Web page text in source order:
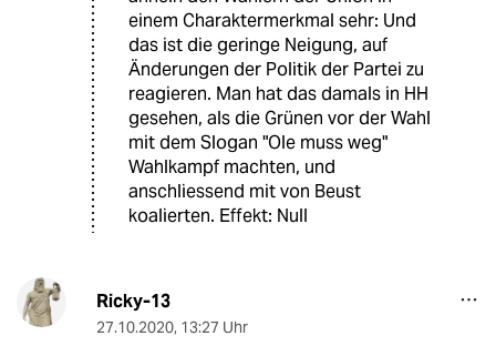
einem Charaktermerkmal sehr: Und
das ist die geringe Neigung, auf
Änderungen der Politik der Partei zu
reagieren. Man hat das damals in HH
gesehen, als die Grünen vor der Wahl
mit dem Slogan "Ole muss weg"
Wahlkampf machten, und
anschliessend mit von Beust
koalierten. Effekt: Null
Ricky-13
27.10.2020, 13:27 Uhr